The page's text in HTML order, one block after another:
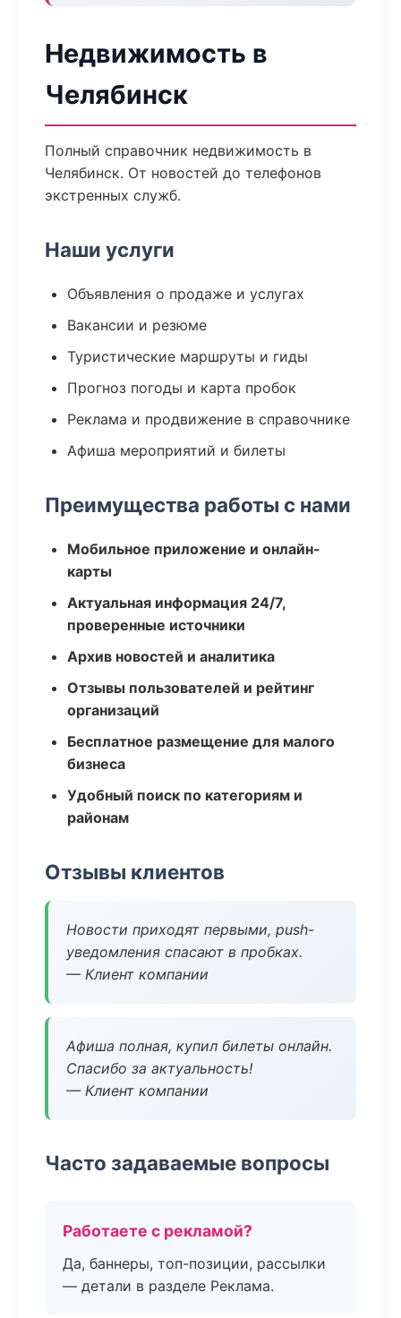
Недвижимость в
Челябинск
Полный справочник недвижимость в
Челябинск. От новостей до телефонов
экстренных служб.
Наши услуги
Объявления о продаже и услугах
Вакансии и резюме
Туристические маршруты и гиды
Прогноз погоды и карта пробок
Реклама и продвижение в справочнике
Афиша мероприятий и билеты
Преимущества работы с нами
Мобильное приложение и онлайн-
карты
Актуальная информация 24/7,
проверенные источники
Архив новостей и аналитика
Отзывы пользователей и рейтинг
организаций
Бесплатное размещение для малого
бизнеса
Удобный поиск по категориям и
районам
Отзывы клиентов
Новости приходят первыми, push-
уведомления спасают в пробках.
— Клиент компании
Афиша полная, купил билеты онлайн.
Спасибо за актуальность!
— Клиент компании
Часто задаваемые вопросы
Работаете с рекламой?
Да, баннеры, топ-позиции, рассылки
— детали в разделе Реклама.